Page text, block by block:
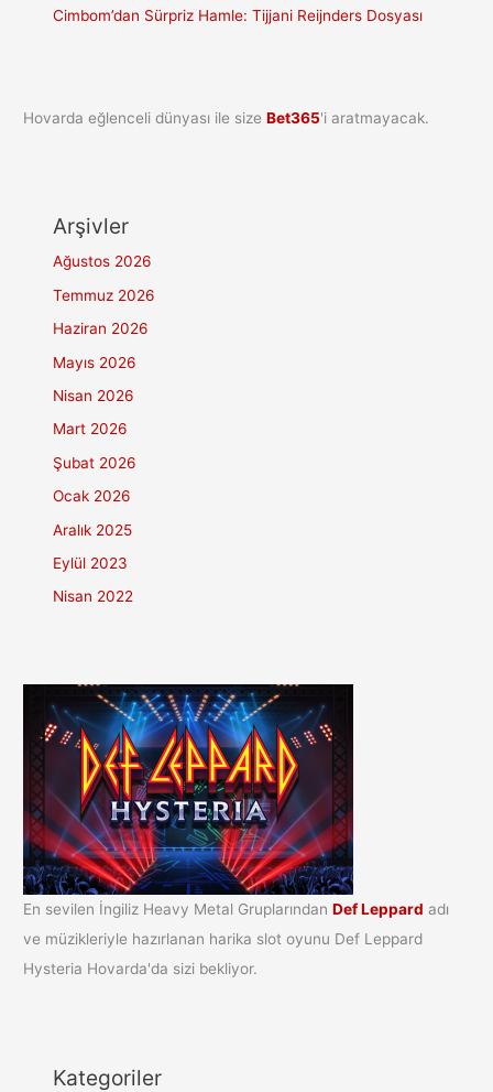
Cimbom’dan Sürpriz Hamle: Tijjani Reijnders Dosyası
Hovarda eğlenceli dünyası ile sizeBet365'i aratmayacak.
Arşivler
Ağustos 2026
Temmuz 2026
Haziran 2026
Mayıs 2026
Nisan 2026
Mart 2026
Şubat 2026
Ocak 2026
Aralık 2025
Eylül 2023
Nisan 2022
En sevilen İngiliz Heavy Metal GruplarındanDef Leppard adı
ve müzikleriyle hazırlanan harika slot oyunu Def Leppard
Hysteria Hovarda'da sizi bekliyor.
Kategoriler